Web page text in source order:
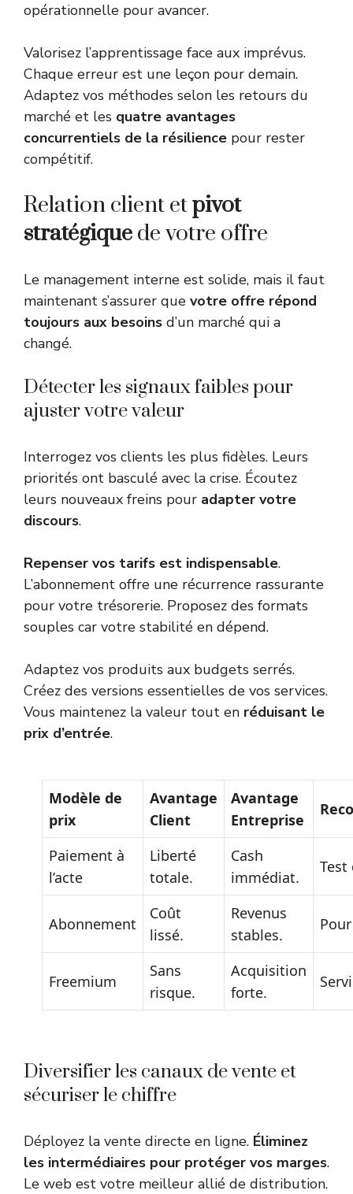
opérationnelle pour avancer.
Valorisez l’apprentissage face aux imprévus.
Chaque erreur est une leçon pour demain.
Adaptez vos méthodes selon les retours du
marché et les quatre avantages
concurrentiels de la résilience pour rester
compétitif.
Relation client etpivot
stratégique de votre offre
Le management interne est solide, mais il faut
maintenant s’assurer que votre offre répond
toujours aux besoins d’un marché qui a
changé.
Détecter les signaux faibles pour
ajuster votre valeur
Interrogez vos clients les plus fidèles. Leurs
priorités ont basculé avec la crise. Écoutez
leurs nouveaux freins pour adapter votre
discours.
Repenser vos tarifs est indispensable.
L’abonnement offre une récurrence rassurante
pour votre trésorerie. Proposez des formats
souples car votre stabilité en dépend.
Adaptez vos produits aux budgets serrés.
Créez des versions essentielles de vos services.
Vous maintenez la valeur tout en réduisant le
prix d’entrée.
Modèle de
prix
Avantage
Client
Avantage
Entreprise
Paiement à
l’acte
Liberté
totale.
Cash
immédiat.
Test
Abonnement
Coût
lissé.
Revenus
stables.
Freemium
Sans
risque.
Acquisition
forte.
Diversifier les canaux de vente et
sécuriser le chiffre
Déployez la vente directe en ligne. Éliminez
les intermédiaires pour protéger vos marges.
Le web est votre meilleur allié de distribution.